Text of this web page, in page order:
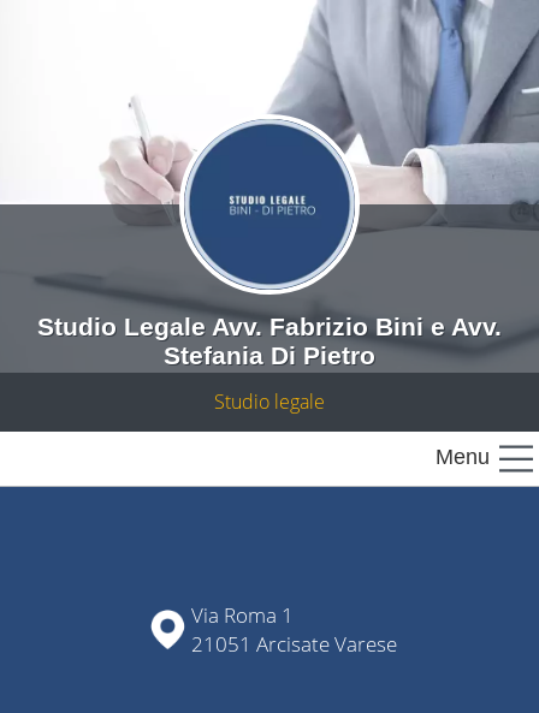
Studio Legale Avv. Fabrizio Bini e Avv.
Stefania Di Pietro
Studio legale
Menu
Via Roma 1
21051 Arcisate Varese